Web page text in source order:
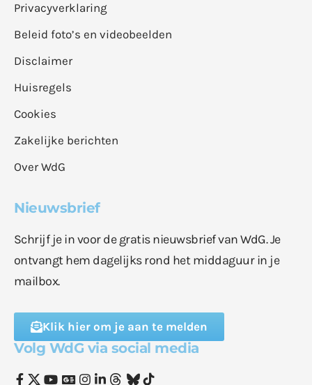
Privacyverklaring
Beleid foto’s en videobeelden
Disclaimer
Huisregels
Cookies
Zakelijke berichten
Over WdG
Nieuwsbrief
Schrijf je in voor de gratis nieuwsbrief van WdG. Je
ontvangt hem dagelijks rond het middaguur in je
mailbox.
Klik hier om je aan te melden
Volg WdG via social media